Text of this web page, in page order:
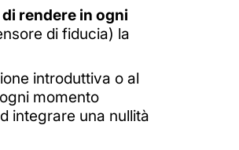
rendere in ogni
di fiducia) la
introduttiva o al
momento
integrare una nullità